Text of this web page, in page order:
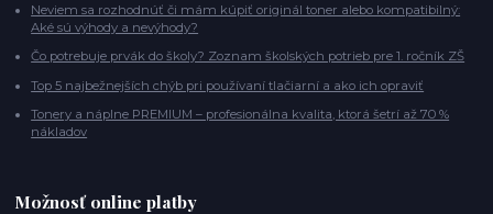
Neviem sa rozhodnúť či mám kúpiť originál toner alebo kompatibilný:
Aké sú výhody a nevýhody?
Čo potrebuje prvák do školy? Zoznam školských potrieb pre 1. ročník ZŠ
Top 5 najbežnejších chýb pri používaní tlačiarní a ako ich opraviť
Tonery a náplne PREMIUM – profesionálna kvalita, ktorá šetrí až 70 %
nákladov
Možnosť online platby